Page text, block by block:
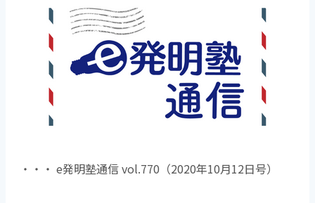
e
b
o
o
k
・・・ e発明塾通信 vol.770（2020年10月12日号）